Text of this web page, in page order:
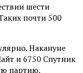
шести
почти 500
Накануне
и 6750 Спутник
партию.